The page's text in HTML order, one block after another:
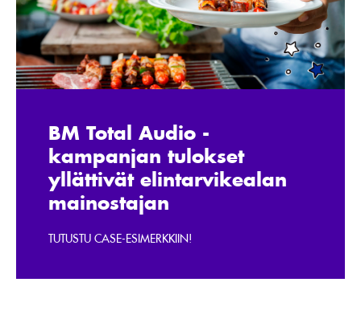
BM Total Audio -
kampanjan tulokset
yllättivät elintarvikealan
mainostajan
TUTUSTU CASE-ESIMERKKIIN!